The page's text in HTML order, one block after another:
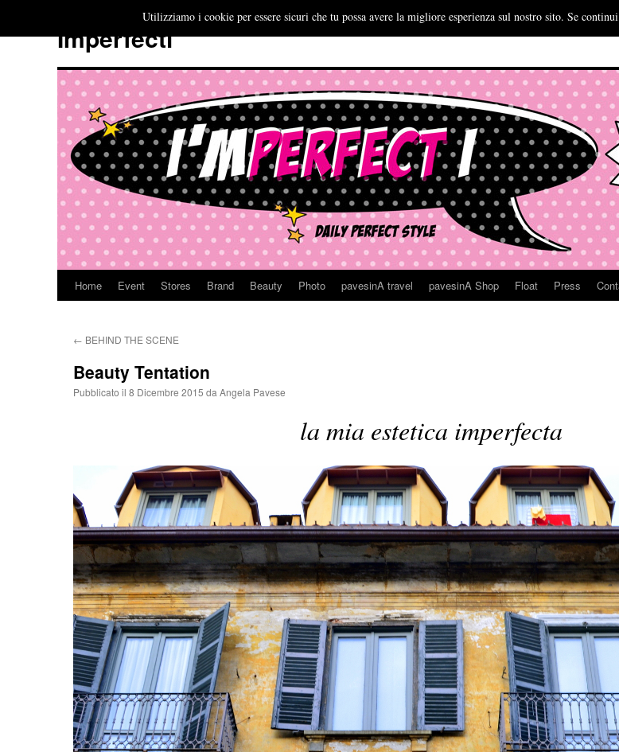
Imperfecti
Vai
contenuto
Home Event Stores Brand Beauty Photo pavesinA travel pavesinA Shop Float Press
← BEHIND THE SCENE
Beauty Tentation
Pubblicato il 8 Dicembre 2015 da Angela Pavese
la mia estetica imperfecta
Utilizziamo i cookie per essere sicuri che tu possa avere la migliore esperienza sul nostro sito. Se